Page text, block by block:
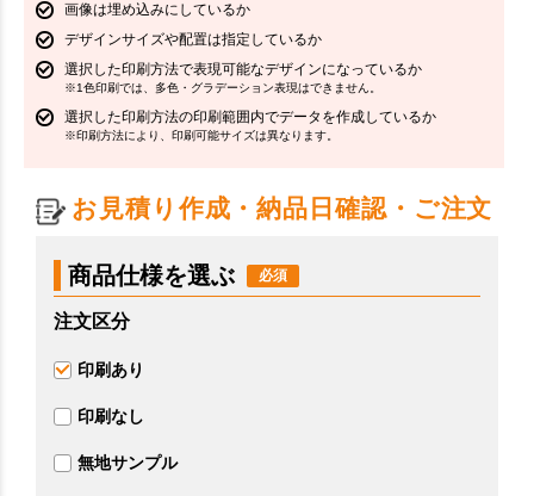
画像は埋め込みにしているか
デザインサイズや配置は指定しているか
選択した印刷方法で表現可能なデザインになっているか
※1色印刷では、多色・グラデーション表現はできません。
選択した印刷方法の印刷範囲内でデータを作成しているか
※印刷方法により、印刷可能サイズは異なります。
お見積り作成・納品日確認・ご注文
商品仕様を選ぶ
注文区分
印刷あり
印刷なし
無地サンプル